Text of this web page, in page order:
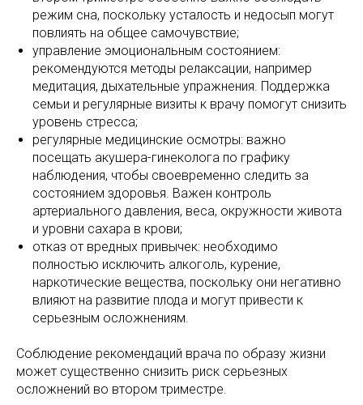
режим сна, поскольку усталость и недосып могут
повлиять на общее самочувствие;
управление эмоциональным состоянием:
рекомендуются методы релаксации, например
медитация, дыхательные упражнения. Поддержка
семьи и регулярные визиты к врачу помогут снизить
уровень стресса;
регулярные медицинские осмотры: важно
посещать акушера-гинеколога по графику
наблюдения, чтобы своевременно следить за
состоянием здоровья. Важен контроль
артериального давления, веса, окружности живота
и уровни сахара в крови;
отказ от вредных привычек: необходимо
полностью исключить алкоголь, курение,
наркотические вещества, поскольку они негативно
влияют на развитие плода и могут привести к
серьезным осложнениям.
Соблюдение рекомендаций врача по образу жизни
может существенно снизить риск серьезных
осложнений во втором триместре.